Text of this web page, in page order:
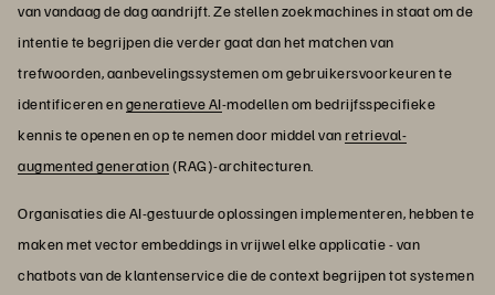
van vandaag de dag aandrijft. Ze stellen zoekmachines in staat om de
intentie te begrijpen die verder gaat dan het matchen van
trefwoorden, aanbevelingssystemen om gebruikersvoorkeuren te
identificeren engeneratieve AI-modellen om bedrijfsspecifieke
kennis te openen en op te nemen door middel vanretrieval-
augmented generation(RAG)-architecturen.
Organisaties die AI-gestuurde oplossingen implementeren, hebben te
maken met vector embeddings in vrijwel elke applicatie - van
chatbots van de klantenservice die de context begrijpen tot systemen